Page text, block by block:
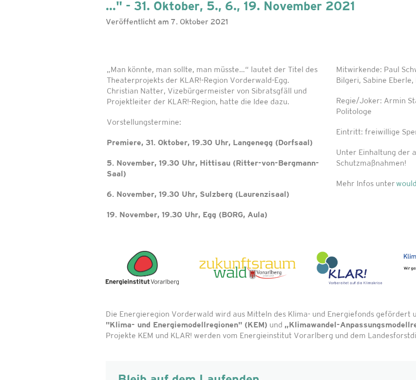
..." - 31. Oktober, 5., 6., 19. November 2021
Veröffentlicht am 7. Oktober 2021
„Man könnte, man sollte, man müsste…“ lautet der Titel des
Theaterprojekts der KLAR!-Region Vorderwald-Egg.
Christian Natter, Vize­bürgermeister von Sibratsgfäll und
Projektleiter der KLAR!-Region, hatte die Idee dazu.
Vorstellungstermine:
Premiere, 31. Oktober, 19.30 Uhr, Langenegg (Dorfsaal)
5. November, 19.30 Uhr, Hittisau (Ritter-von-Bergmann-
Saal)
6. November, 19.30 Uhr, Sulzberg (Laurenzisaal)
19. November, 19.30 Uhr, Egg (BORG, Aula)
Mitwirkende: Paul
Bilgeri, Sabine
Regie/Joker: Armin
Politologe
Eintritt: freiwillige
Unter Einhaltung der
Schutzmaßnahmen!
Mehr Infos unter
Die Energieregion Vorderwald wird aus Mitteln des Klima- und Energiefonds gefördert
"Klima- und Energiemodellregionen" (KEM) und „Klimawandel-
Projekte KEM und KLAR! werden vom Energieinstitut Vorarlberg und dem